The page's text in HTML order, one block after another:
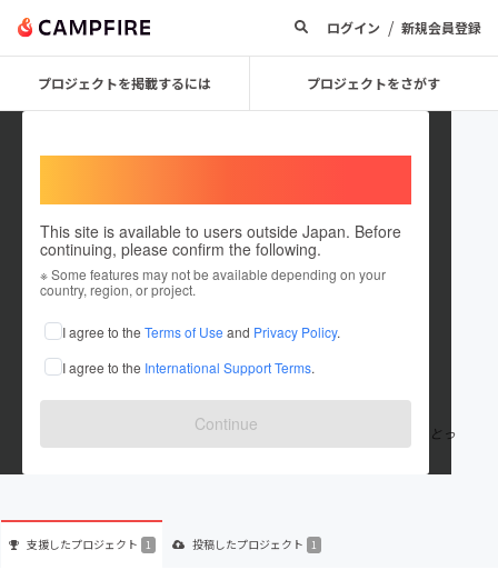
ログイン / 新規会員登録
プロジェクトを掲載するには プロジェクトをさがす
This site is available to users outside Japan. Before
continuing, please confirm the following.
※ Some features may not be available depending on your
country, region, or project.
I agree to the Terms of Use and Privacy Policy.
I agree to the International Support Terms.
Continue
sanchajapan
これまでに1回支援して1件のプロジェクトを投稿しています
在住国：日本 現在地：東京都
出身国：日本 出身地：東京都
三茶のおじさん3人ユニットです。 気付いたら安安で集まって暖をとっ
てます。
支援したプロジェクト 1 投稿したプロジェクト 1